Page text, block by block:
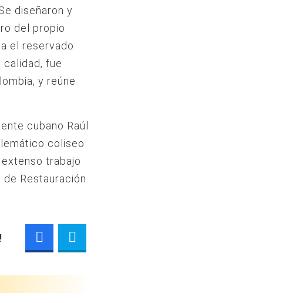
diseñaron y
del propio
el reservado
fue
y reúne
cubano Raúl
coliseo
trabajo
Restauración